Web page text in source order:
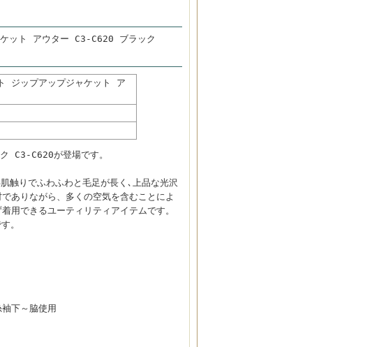
ット アウター C3-C620 ブラック
ジップアップジャケット ア
C3-C620が登場です。
触りでふわふわと毛足が長く､上品な光沢
ありながら、多くの空気を含むことによ
用できるユーティリティアイテムです。
。
下～脇使用